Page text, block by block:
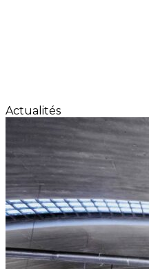
Actualités